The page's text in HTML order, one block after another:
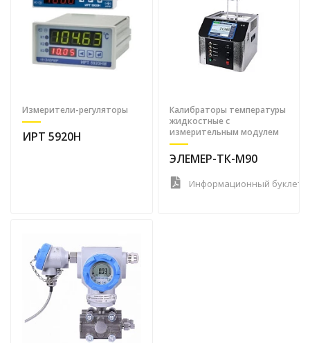
Измерители-регуляторы
ИРТ 5920Н
Калибраторы температуры
жидкостные с
измерительным модулем
ЭЛЕМЕР-ТК-М90
Информационный буклет